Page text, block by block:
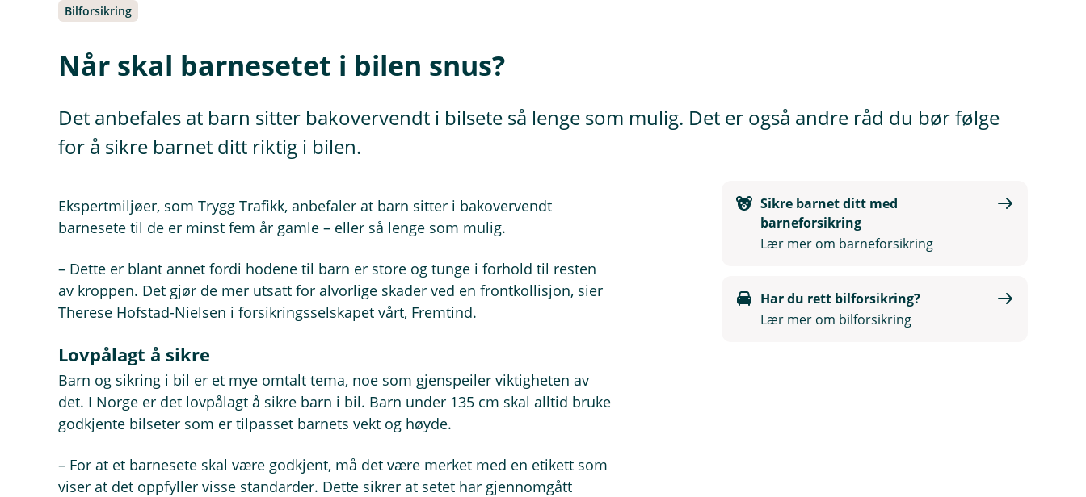
Bilforsikring
Når skal barnesetet i bilen snus?
Det anbefales at barn sitter bakovervendt i bilsete så lenge som mulig. Det er også andre råd du bør følge
for å sikre barnet ditt riktig i bilen.
Ekspertmiljøer, som Trygg Trafikk, anbefaler at barn sitter i bakovervendt
barnesete til de er minst fem år gamle – eller så lenge som mulig.
– Dette er blant annet fordi hodene til barn er store og tunge i forhold til resten
av kroppen. Det gjør de mer utsatt for alvorlige skader ved en frontkollisjon, sier
Therese Hofstad-Nielsen i forsikringsselskapet vårt, Fremtind.
Lovpålagt å sikre
Barn og sikring i bil er et mye omtalt tema, noe som gjenspeiler viktigheten av
det. I Norge er det lovpålagt å sikre barn i bil. Barn under 135 cm skal alltid bruke
godkjente bilseter som er tilpasset barnets vekt og høyde.
– For at et barnesete skal være godkjent, må det være merket med en etikett som
viser at det oppfyller visse standarder. Dette sikrer at setet har gjennomgått
Sikre barnet ditt med
barneforsikring
Lær mer om barneforsikring
Har du rett bilforsikring?
Lær mer om bilforsikring